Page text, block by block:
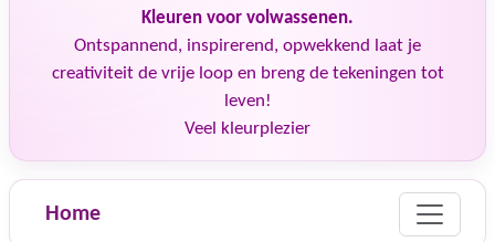
Kleuren voor volwassenen.
Ontspannend, inspirerend, opwekkend laat je
creativiteit de vrije loop en breng de tekeningen tot
leven!
Veel kleurplezier
Home